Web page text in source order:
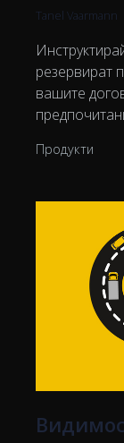
Tanel Vaarmann
резервират
вашите
Продукти